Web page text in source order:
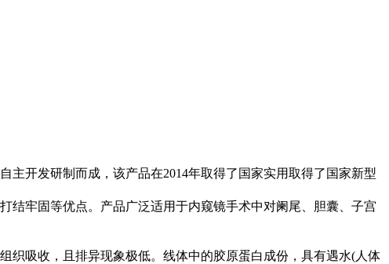
开发研制而成，该产品在2014年取得了国家实用取得了国家新型
结牢固等优点。产品广泛适用于内窥镜手术中对阑尾、胆囊、子宫
织吸收，且排异现象极低。线体中的胶原蛋白成份，具有遇水(人体